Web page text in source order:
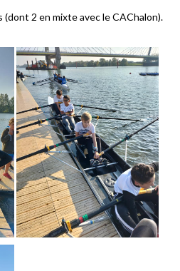
2 en mixte avec le CAChalon).